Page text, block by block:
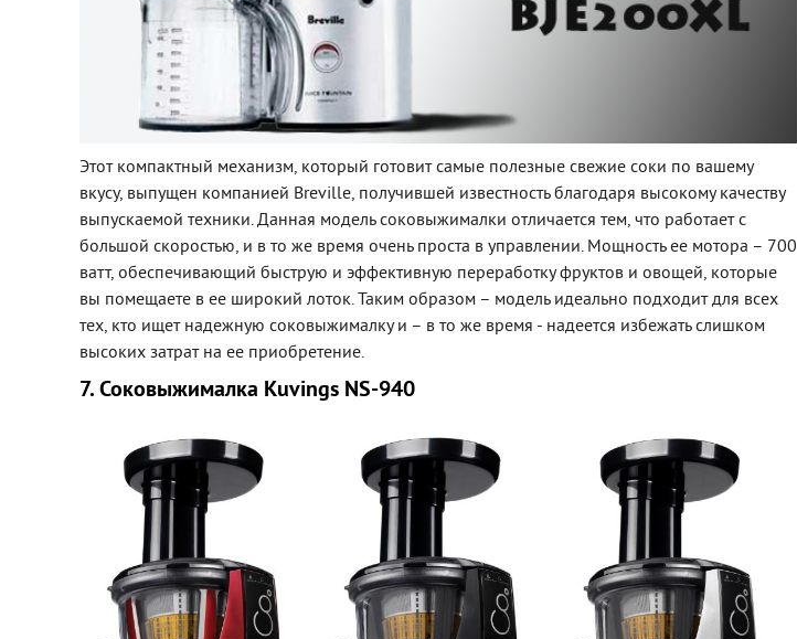
Этот компактный механизм, который готовит самые полезные свежие соки по вашему
вкусу, выпущен компанией Breville, получившей известность благодаря высокому качеству
выпускаемой техники. Данная модель соковыжималки отличается тем, что работает с
большой скоростью, и в то же время очень проста в управлении. Мощность ее мотора – 700
ватт, обеспечивающий быструю и эффективную переработку фруктов и овощей, которые
вы помещаете в ее широкий лоток. Таким образом – модель идеально подходит для всех
тех, кто ищет надежную соковыжималку и – в то же время - надеется избежать слишком
высоких затрат на ее приобретение.
7. Соковыжималка Kuvings NS-940